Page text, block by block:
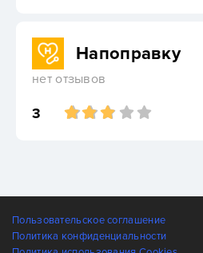
Напоправку
нет отзывов
3
Пользовательское соглашение
Политика конфиденциальности